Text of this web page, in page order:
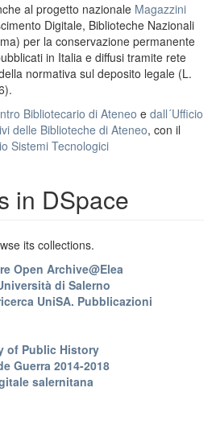
al progetto nazionale Magazzini
Digitale, Biblioteche Nazionali
per la conservazione permanente
in Italia e diffusi tramite rete
normativa sul deposito legale (L.
Bibliotecario di Ateneo e dall´Ufficio
delle Biblioteche di Ateneo, con il
Sistemi Tecnologici
in DSpace
its collections.
Open Archive@Elea
di Salerno
UniSA. Pubblicazioni
of Public History
Guerra 2014-2018
salernitana